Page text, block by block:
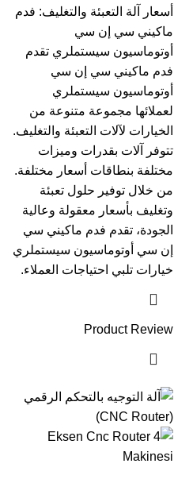
أسعار آلة التعبئة والتغليف: فدم
ماكيني سي إن سي
أوتوماسيون سيستملري تقدم
فدم ماكيني سي إن سي
أوتوماسيون سيستملري
لعملائها مجموعة متنوعة من
الخيارات لآلات التعبئة والتغليف.
تتوفر آلات بقدرات وميزات
مختلفة بنطاقات أسعار مختلفة.
من خلال توفير حلول تعبئة
وتغليف بأسعار معقولة وعالية
الجودة، تقدم فدم ماكيني سي
إن سي أوتوماسيون سيستملري
خيارات تلبي احتياجات العملاء.
Product Review